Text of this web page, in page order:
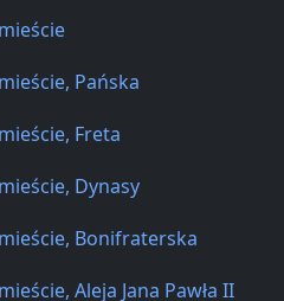
Pańska
Freta
Dynasy
Bonifraterska
Aleja Jana Pawła II